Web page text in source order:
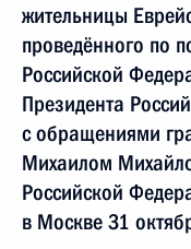
жительницы
проведённого по
Российской
Президента
с обращениями
Михаилом
Российской
в Москве 31